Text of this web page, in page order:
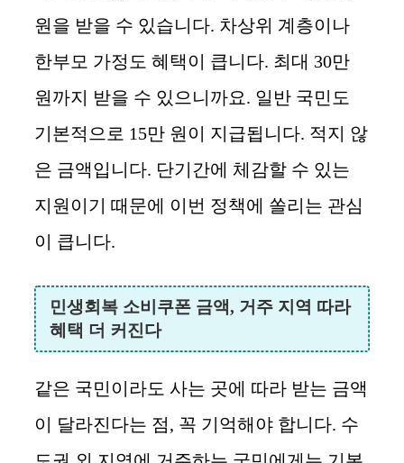
원을 받을 수 있습니다. 차상위 계층이나
한부모 가정도 혜택이 큽니다. 최대 30만
원까지 받을 수 있으니까요. 일반 국민도
기본적으로 15만 원이 지급됩니다. 적지 않
은 금액입니다. 단기간에 체감할 수 있는
지원이기 때문에 이번 정책에 쏠리는 관심
이 큽니다.
민생회복 소비쿠폰 금액, 거주 지역 따라
혜택 더 커진다
같은 국민이라도 사는 곳에 따라 받는 금액
이 달라진다는 점, 꼭 기억해야 합니다. 수